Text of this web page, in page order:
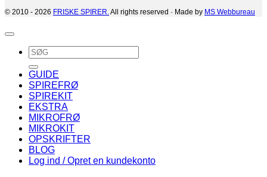
© 2010 - 2026 FRISKE SPIRER. All rights reserved · Made by MS Webbureau
Søg
efter:
GUIDE
SPIREFRØ
SPIREKIT
EKSTRA
MIKROFRØ
MIKROKIT
OPSKRIFTER
BLOG
Log ind / Opret en kundekonto